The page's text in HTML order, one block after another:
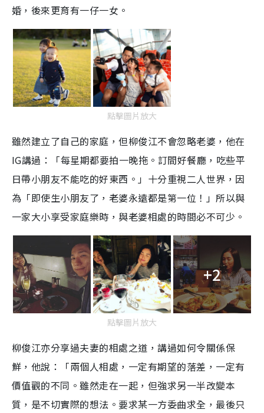
婚，後來更育有一仔一女。
點擊圖片放大
雖然建立了自己的家庭，但柳俊江不會忽略老婆，他在
IG講過：「每星期都要拍一晚拖。訂間好餐廳，吃些平
日帶小朋友不能吃的好東西。」十分重視二人世界，因
為「即使生小朋友了，老婆永遠都是第一位！」所以與
一家大小享受家庭樂時，與老婆相處的時間必不可少。
+2
點擊圖片放大
柳俊江亦分享過夫妻的相處之道，講過如何令關係保
鮮，他說：「兩個人相處，一定有期望的落差，一定有
價值觀的不同。雖然走在一起，但強求另一半改變本
質，是不切實際的想法。要求某一方委曲求全，最後只